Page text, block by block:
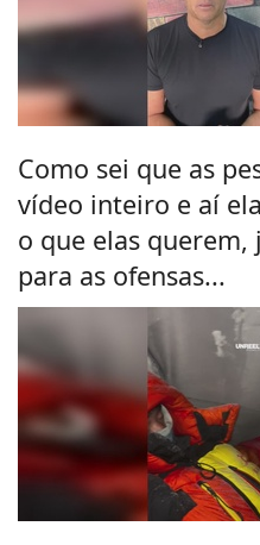
Como sei que as
vídeo inteiro e aí
o que elas
para as ofensas...